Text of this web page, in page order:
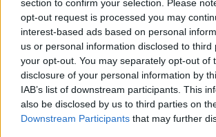
section to confirm your selection. Please
opt-out request is processed you may
interest-based ads based on personal
us or personal information disclosed to third
your opt-out. You may separately opt-out of
disclosure of your personal information by
IAB’s list of downstream participants. This
also be disclosed by us to third parties on
Downstream Participants that may further
un’iniziativa pubblica in collaborazione con la
Giovedì 2 marzo, alle ore 9, nel parco di
sovrintendente capo della Polizia di Stato
terrà una cerimonia a cui
parteciperanno gli
primaria "Umberto Morra".
Dopo i saluti delle istituzioni coinvolte,
Prefettura e Questura di Arezzo, verrà deposta
monumento dedicato ad Emanuele Petri. A